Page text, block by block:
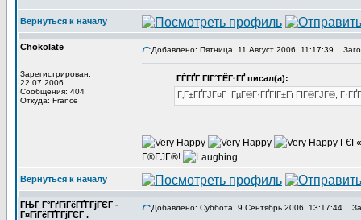
Вернуться к началу
Chokolate
Зарегистрирован:
22.07.2006
Сообщения: 404
Откуда: France
Добавлено: Пятница, 11 Август 2006, 11:17:39
ГЃГҐГ ГІГ°ГЁГ·ГҐ писал(а):
Г‚Г±ГҐГЈГ¤Г ГµГ®Г·ГҐГІГ±Гї ГІГ®ГЈГ®,
Г®ГЈГ®!
Вернуться к началу
ГЊГ Г°ГґГіГёГҐГ­ГјГЄГ -
Г¤ГіГёГҐГ­ГјГЄГ .
Добавлено: Суббота, 9 Сентябрь 2006, 13:17:44